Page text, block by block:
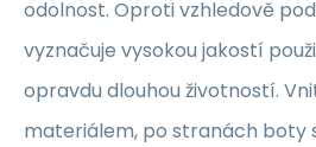
odolnost. Oproti vzhledově
vyznačuje vysokou jakostí
opravdu dlouhou životností.
materiálem, po stranách